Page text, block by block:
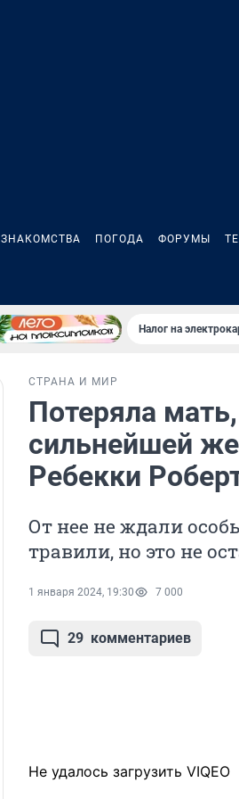
ЗНАКОМСТВА ПОГОДА ФОРУМЫ
Налог на
СТРАНА И МИР
Потеряла
сильнейшей
Ребекки
От нее не ждали
травили, но это не
1 января 2024, 19:30 7 000
29 комментариев
Не удалось загрузить VIQEO